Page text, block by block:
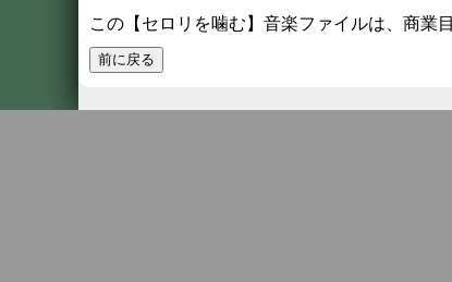
この【セロリを噛む】音楽ファイルは、商業